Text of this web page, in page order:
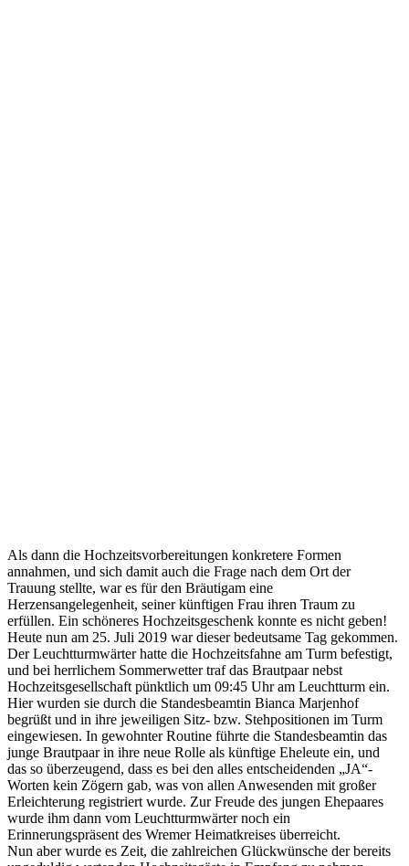
Als dann die Hochzeitsvorbereitungen konkretere Formen
annahmen, und sich damit auch die Frage nach dem Ort der
Trauung stellte, war es für den Bräutigam eine
Herzensangelegenheit, seiner künftigen Frau ihren Traum zu
erfüllen. Ein schöneres Hochzeitsgeschenk konnte es nicht geben!
Heute nun am 25. Juli 2019 war dieser bedeutsame Tag gekommen.
Der Leuchtturmwärter hatte die Hochzeitsfahne am Turm befestigt,
und bei herrlichem Sommerwetter traf das Brautpaar nebst
Hochzeitsgesellschaft pünktlich um 09:45 Uhr am Leuchtturm ein.
Hier wurden sie durch die Standesbeamtin Bianca Marjenhof
begrüßt und in ihre jeweiligen Sitz- bzw. Stehpositionen im Turm
eingewiesen. In gewohnter Routine führte die Standesbeamtin das
junge Brautpaar in ihre neue Rolle als künftige Eheleute ein, und
das so überzeugend, dass es bei den alles entscheidenden „JA“-
Worten kein Zögern gab, was von allen Anwesenden mit großer
Erleichterung registriert wurde. Zur Freude des jungen Ehepaares
wurde ihm dann vom Leuchtturmwärter noch ein
Erinnerungspräsent des Wremer Heimatkreises überreicht.
Nun aber wurde es Zeit, die zahlreichen Glückwünsche der bereits